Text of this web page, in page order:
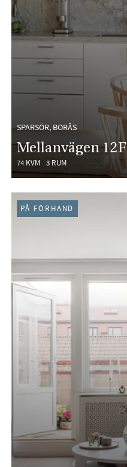
SPARSÖR, BORÅS
Mellanvägen 12F
74 KVM 3 RUM
PÅ FÖRHAND